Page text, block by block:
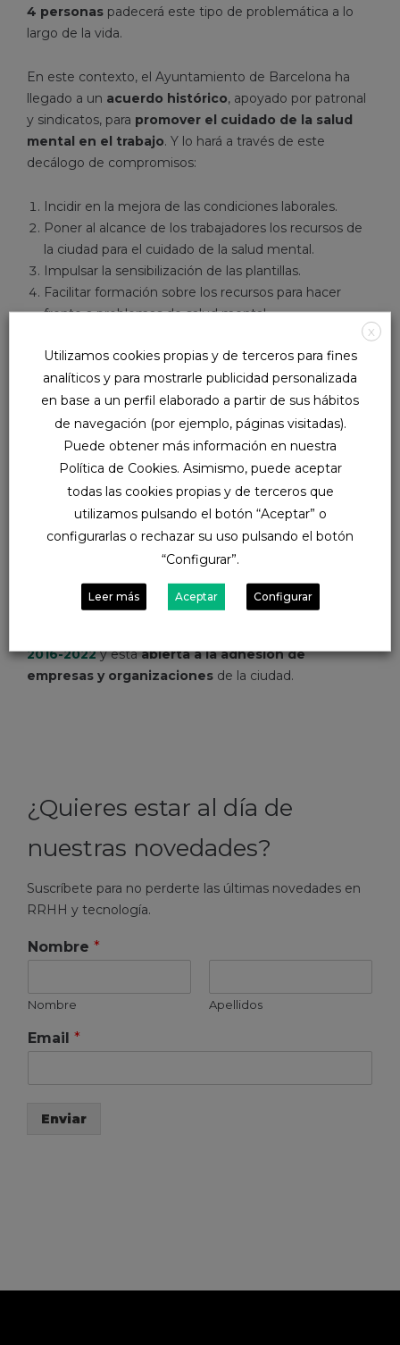
4 personas padecerá este tipo de problemática a lo
largo de la vida.
En este contexto, el Ayuntamiento de Barcelona ha
llegado a un acuerdo histórico, apoyado por patronal
y sindicatos, para promover el cuidado de la salud
mental en el trabajo. Y lo hará a través de este
decálogo de compromisos:
Incidir en la mejora de las condiciones laborales.
Poner al alcance de los trabajadores los recursos de
la ciudad para el cuidado de la salud mental.
Impulsar la sensibilización de las plantillas.
Facilitar formación sobre los recursos para hacer
frente a problemas de salud mental.
trastornos mentales.
Minimizar la exposición a los factores de riesgo
psicosocial en el trabajo.
Fomentar la implantación de programas específicos
de prevención de trastornos mentales.
Combatir el acoso psicológico en el trabajo y la
violencia ocupacional.
Introducir en la empresa herramientas de detección
y prevención de posibles problemas de salud mental.
prevención de riesgos laborales de las empresas y la
red de salud mental.
2016-2022y estáabierta a la adhesión de
empresas y organizaciones de la ciudad.
¿Quieres estar al día de
nuestras novedades?
Suscríbete para no perderte las últimas novedades en
RRHH y tecnología.
Nombre *
Nombre Apellidos
Email *
Enviar
X
Utilizamos cookies propias y de terceros para fines
analíticos y para mostrarle publicidad personalizada
en base a un perfil elaborado a partir de sus hábitos
de navegación (por ejemplo, páginas visitadas).
Puede obtener más información en nuestra
Política de Cookies. Asimismo, puede aceptar
todas las cookies propias y de terceros que
utilizamos pulsando el botón “Aceptar” o
configurarlas o rechazar su uso pulsando el botón
“Configurar”.
Leer más Aceptar Configurar